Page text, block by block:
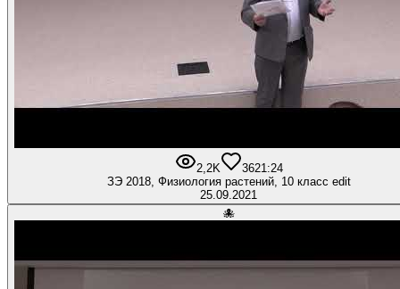
2,2K 3621:24
ЗЭ 2018, Физиология растений, 10 класс edit
25.09.2021
🐙